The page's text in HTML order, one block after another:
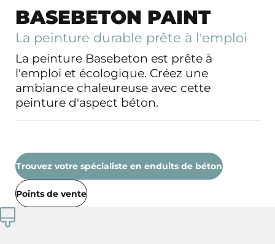
BASEBETON PAINT
La peinture durable prête à l'emploi
La peinture Basebeton est prête à
l'emploi et écologique. Créez une
ambiance chaleureuse avec cette
peinture d'aspect béton.
Trouvez votre spécialiste en enduits de béton
Points de vente